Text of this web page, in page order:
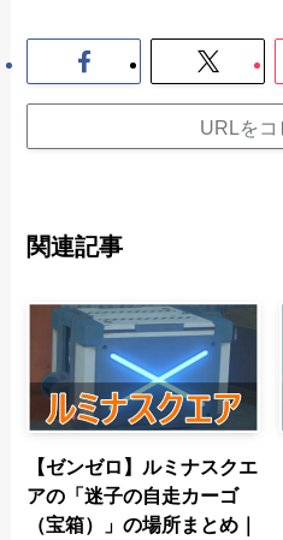
URLをコ
関連記事
【ゼンゼロ】ルミナスクエ
アの「迷子の自走カーゴ
（宝箱）」の場所まとめ｜